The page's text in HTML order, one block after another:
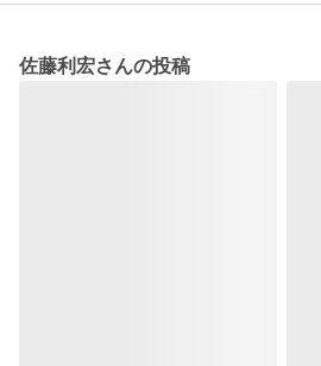
佐藤利宏さんの投稿